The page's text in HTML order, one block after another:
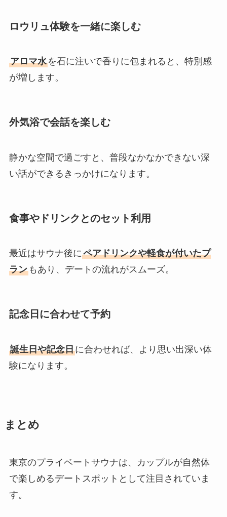
ロウリュ体験を一緒に楽しむ
アロマ水を石に注いで香りに包まれると、特別感
が増します。
外気浴で会話を楽しむ
静かな空間で過ごすと、普段なかなかできない深
い話ができるきっかけになります。
食事やドリンクとのセット利用
最近はサウナ後にペアドリンクや軽食が付いたプ
ランもあり、デートの流れがスムーズ。
記念日に合わせて予約
誕生日や記念日に合わせれば、より思い出深い体
験になります。
まとめ
東京のプライベートサウナは、カップルが自然体
で楽しめるデートスポットとして注目されていま
す。